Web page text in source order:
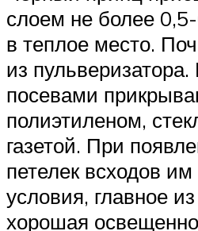
слоем не более
в теплое место.
из
посевами
полиэтиленом,
газетой. При
петелек всходов
условия, главное
хорошая